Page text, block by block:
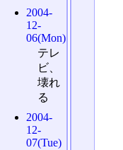
2004-
12-
06(Mon)
テレ
ビ、
壊れ
る
2004-
12-
07(Tue)